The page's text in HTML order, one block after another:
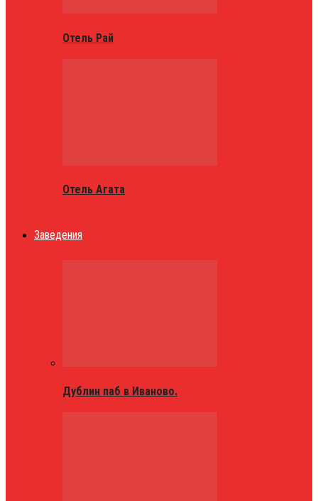
Отель Рай
Отель Агата
Заведения
Дублин паб в Иваново.